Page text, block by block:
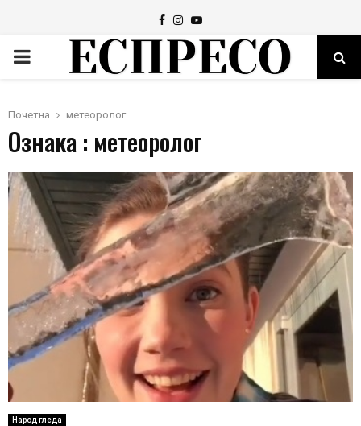
Facebook
Instagram
Youtube
PRIMARY
Почетна метеоролог
Ознака : метеоролог
Народ гледа